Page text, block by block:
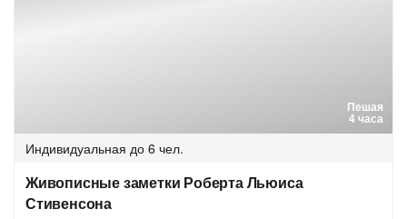
Пешая
4 часа
Индивидуальная до 6 чел.
Живописные заметки Роберта Льюиса
Стивенсона